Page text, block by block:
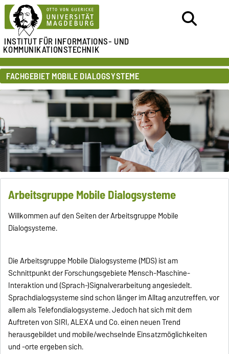
INSTITUT FÜRINFORMATIONS- UND
KOMMUNIKATIONSTECHNIK
FACHGEBIET MOBILE DIALOGSYSTEME
Arbeitsgruppe Mobile Dialogsysteme
Willkommen auf den Seiten der Arbeitsgruppe Mobile
Dialogsysteme.
Die Arbeitsgruppe Mobile Dialogsysteme (MDS) ist am
Schnittpunkt der Forschungsgebiete Mensch-Maschine-
Interaktion und (Sprach-)Signalverarbeitung angesiedelt.
Sprachdialogsysteme sind schon länger im Alltag anzutreffen, vor
allem als Telefondialogsysteme. Jedoch hat sich mit dem
Auftreten von SIRI, ALEXA und Co. einen neuen Trend
herausgebildet und mobile/wechselnde Einsatzmöglichkeiten
und -orte ergeben sich.